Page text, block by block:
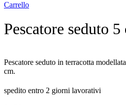
Carrello
Pescatore seduto 5
Pescatore seduto in terracotta
cm.
spedito entro 2 giorni lavorativi